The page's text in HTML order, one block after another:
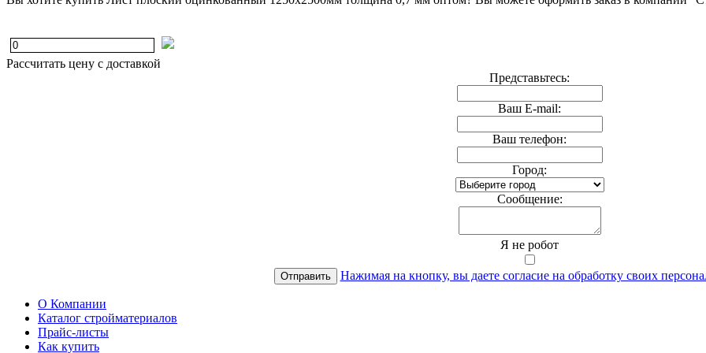
Рассчитать цену с доставкой
Представьтесь:
Ваш E-mail:
Ваш телефон:
Город:
Cообщение:
Я не робот
Отправить Нажимая на кнопку, вы даете согласие на обработку своих
О Компании
Каталог стройматериалов
Прайс-листы
Как купить